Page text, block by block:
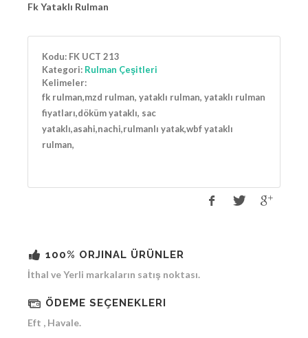
Fk Yataklı Rulman
Kodu: FK UCT 213
Kategori: Rulman Çeşitleri
Kelimeler:
fk rulman,mzd rulman, yataklı rulman, yataklı rulman
fiyatları,döküm yataklı, sac
yataklı,asahi,nachi,rulmanlı yatak,wbf yataklı
rulman,
100% ORJINAL ÜRÜNLER
İthal ve Yerli markaların satış noktası.
ÖDEME SEÇENEKLERI
Eft , Havale.